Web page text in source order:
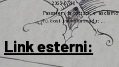
2026-07-10
Passatemi la battuta: e
lì), così una volta scaduti…
Link esterni: